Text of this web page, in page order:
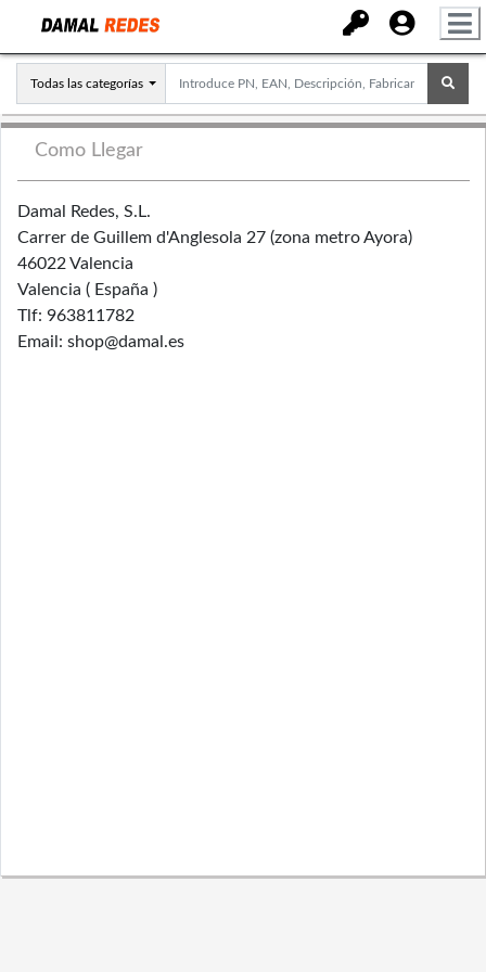
Todas las categorías
Como Llegar
Damal Redes, S.L.
Carrer de Guillem d'Anglesola 27 (zona metro Ayora)
46022 Valencia
Valencia ( España )
Tlf: 963811782
Email: shop@damal.es